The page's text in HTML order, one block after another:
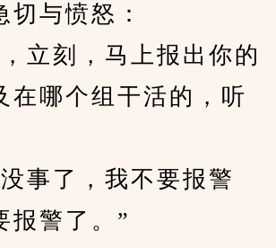
与愤怒：
刻，马上报出你的
在哪个组干活的，听
了，我不要报警
报警了。”